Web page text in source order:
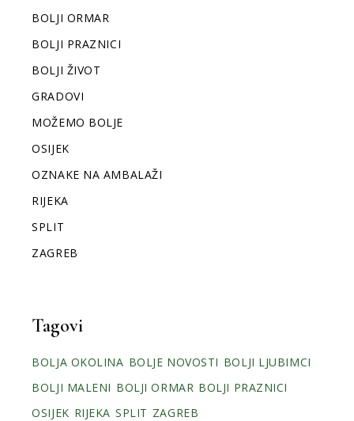
BOLJI ORMAR
BOLJI PRAZNICI
BOLJI ŽIVOT
GRADOVI
MOŽEMO BOLJE
OSIJEK
OZNAKE NA AMBALAŽI
RIJEKA
SPLIT
ZAGREB
Tagovi
BOLJA OKOLINA BOLJE NOVOSTI BOLJI LJUBIMCI
BOLJI MALENI BOLJI ORMAR BOLJI PRAZNICI
OSIJEK RIJEKA SPLIT ZAGREB